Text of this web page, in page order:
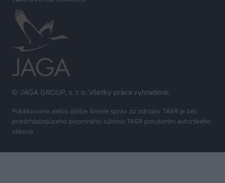
© JAGA GROUP, s. r. o. Všetky práva vyhradené.
Publikovanie alebo ďalšie šírenie správ zo zdrojov TASR je bez
predchádzajúceho písomného súhlasu TASR porušením autorského
zákona.